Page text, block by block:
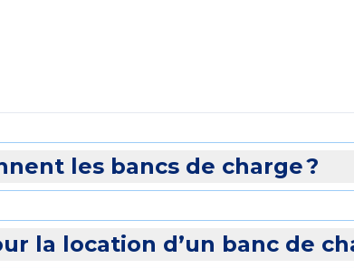
les bancs de charge ?
la location d’un banc de